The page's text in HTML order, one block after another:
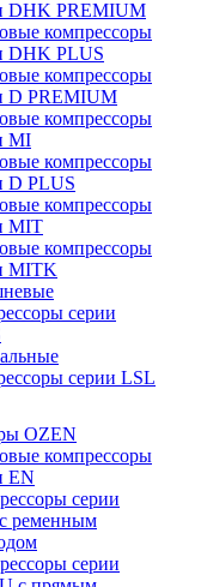
DHK PREMIUM
компрессоры
DHK PLUS
компрессоры
D PREMIUM
компрессоры
MI
компрессоры
D PLUS
компрессоры
MIT
компрессоры
MITK
серии
серии LSL
OZEN
компрессоры
EN
серии
ременным
серии